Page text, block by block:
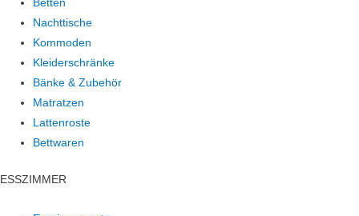
Betten
Nachttische
Kommoden
Kleiderschränke
Bänke & Zubehör
Matratzen
Lattenroste
Bettwaren
ESSZIMMER